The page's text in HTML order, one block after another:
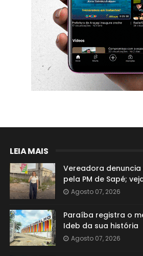
LEIA MAIS
Vereadora
pela PM de Sapé;
Agosto 07, 2026
Paraíba registra o
Ideb da sua história
Agosto 07, 2026